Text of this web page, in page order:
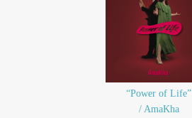
“Power of Life”
/ AmaKha